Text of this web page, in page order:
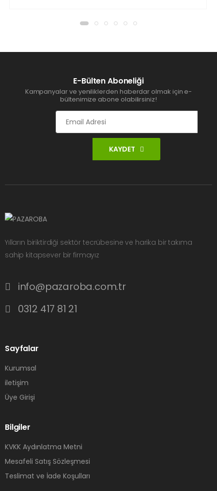
E-Bülten Aboneliği
Kampanyalar ve yeniliklerden haberdar olmak için e-
bültenimize abone olabilirsiniz!
KAYDET
Yılların biriktirdiği sektör tecrübesine ve harika bir takıma
sahip kitapsever bir firmayız
info@pazaroba.com.tr
0312 417 81 21
Sayfalar
Kurumsal
iletişim
Üye Girişi
Bilgiler
KVKK Aydınlatma Metni
Mesafeli Satış Sözleşmesi
Teslimat ve İade Koşulları